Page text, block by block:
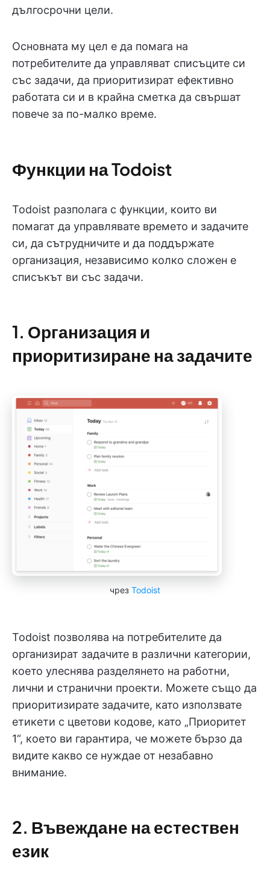
дългосрочни цели.
Основната му цел е да помага на
потребителите да управляват списъците си
със задачи, да приоритизират ефективно
работата си и в крайна сметка да свършат
повече за по-малко време.
Функции на Todoist
Todoist разполага с функции, които ви
помагат да управлявате времето и задачите
си, да сътрудничите и да поддържате
организация, независимо колко сложен е
списъкът ви със задачи.
1. Организация и
приоритизиране на задачите
чрез Todoist
Todoist позволява на потребителите да
организират задачите в различни категории,
което улеснява разделянето на работни,
лични и странични проекти. Можете също да
приоритизирате задачите, като използвате
етикети с цветови кодове, като „Приоритет
1“, което ви гарантира, че можете бързо да
видите какво се нуждае от незабавно
внимание.
2. Въвеждане на естествен
език